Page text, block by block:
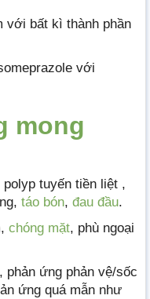
với bất kì thành phần
với
mong
tuyến tiền liệt ,
táo bón, đau đầu.
chóng mặt, phù ngoại
phản ứng phản vệ/sốc
ứng quá mẫn như